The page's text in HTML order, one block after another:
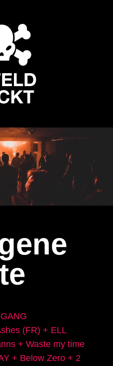
(FR) + ELL
+ Waste my time
+ Below Zero + 2